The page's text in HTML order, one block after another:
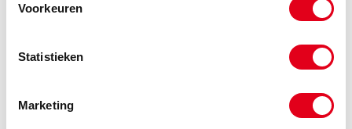
Voorkeuren
Statistieken
Marketing